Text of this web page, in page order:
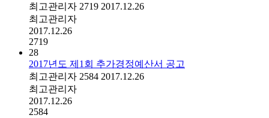
최고관리자 2719 2017.12.26
최고관리자
2017.12.26
2719
28
2017년도 제1회 추가경정예산서 공고
최고관리자 2584 2017.12.26
최고관리자
2017.12.26
2584